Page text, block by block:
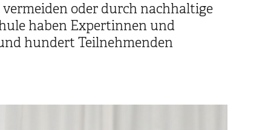
oder durch nachhaltige
haben Expertinnen und
hundert Teilnehmenden